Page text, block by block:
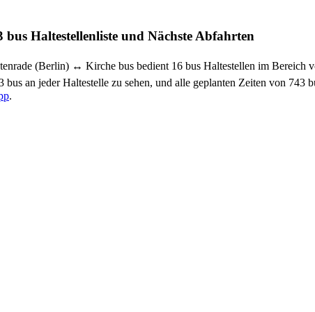
bus Haltestellenliste und Nächste Abfahrten
(Berlin) ↔︎ Kirche bus bedient 16 bus Haltestellen im Bereich
an jeder Haltestelle zu sehen, und alle geplanten Zeiten von 743
.